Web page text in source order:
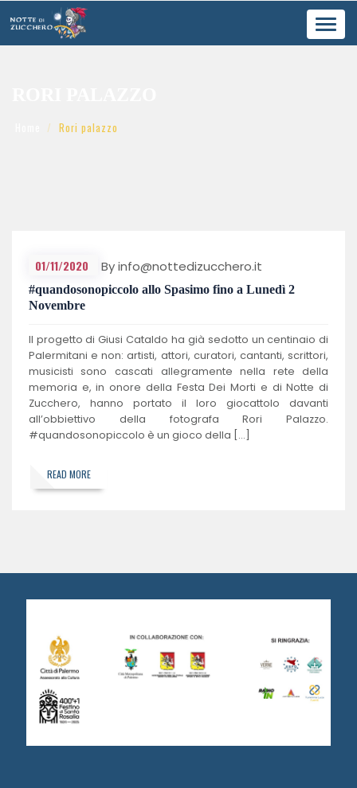
Rori palazzo
01/11/2020 By info@nottedizucchero.it
#quandosonopiccolo allo Spasimo fino a Lunedì 2
Novembre
Il progetto di Giusi Cataldo ha già sedotto un centinaio di
Palermitani e non: artisti, attori, curatori, cantanti, scrittori,
musicisti sono cascati allegramente nella rete della
memoria e, in onore della Festa Dei Morti e di Notte di
Zucchero, hanno portato il loro giocattolo davanti
all’obbiettivo della fotografa Rori Palazzo.
#quandosonopiccolo è un gioco della […]
READ MORE